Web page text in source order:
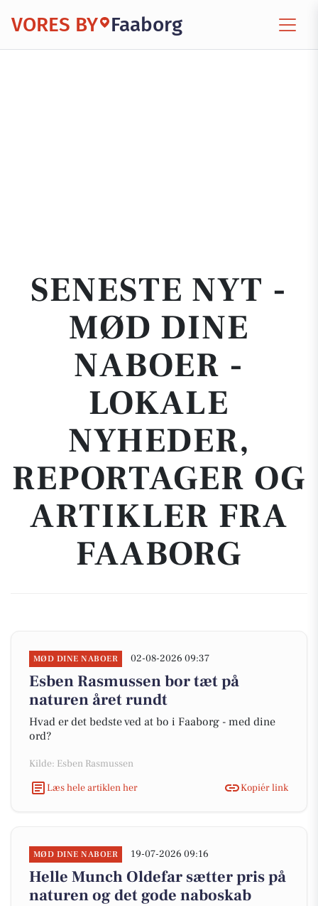
VORES BY Faaborg
SENESTE NYT -
MØD DINE
NABOER -
LOKALE
NYHEDER,
REPORTAGER OG
ARTIKLER FRA
FAABORG
MØD DINE NABOER 02-08-2026 09:37
Esben Rasmussen bor tæt på
naturen året rundt
Hvad er det bedste ved at bo i Faaborg - med dine
ord?
Kilde: Esben Rasmussen
Læs hele artiklen her
Kopiér link
MØD DINE NABOER 19-07-2026 09:16
Helle Munch Oldefar sætter pris på
naturen og det gode naboskab